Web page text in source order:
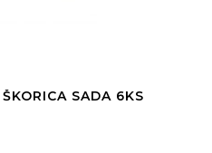
SADA 6KS